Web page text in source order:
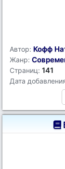
Автор: Кофф
Жанр:
Страниц: 141
Дата